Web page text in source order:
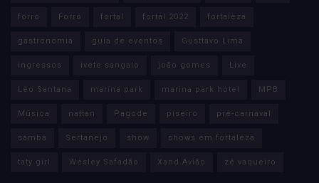
forro Forró fortal fortal 2022 fortaleza
gastronomia guia de eventos Gusttavo Lima
ingressos ivete sangalo joão gomes Live
Léo Santana marina park marina park hotel MPB
Música nattan Pagode piseiro pré-carnaval
samba Sertanejo show shows em fortaleza
taty girl Wesley Safadão Xand Avião zé vaqueiro